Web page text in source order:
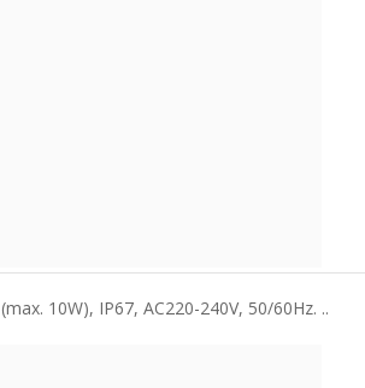
10W), IP67, AC220-240V, 50/60Hz. ..